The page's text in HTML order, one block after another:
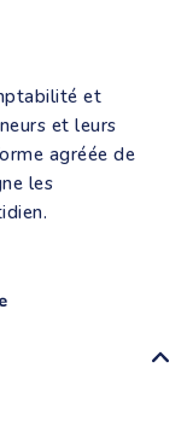
et
et leurs
agréée de
les